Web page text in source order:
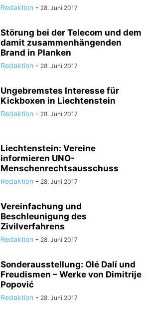
Redaktion - 28. Juni 2017
Störung bei der Telecom und dem
damit zusammenhängenden
Brand in Planken
Redaktion - 28. Juni 2017
Ungebremstes Interesse für
Kickboxen in Liechtenstein
Redaktion - 28. Juni 2017
Liechtenstein: Vereine
informieren UNO-
Menschenrechtsausschuss
Redaktion - 28. Juni 2017
Vereinfachung und
Beschleunigung des
Zivilverfahrens
Redaktion - 28. Juni 2017
Sonderausstellung: Olé Dalí und
Freudismen – Werke von Dimitrije
Popović
Redaktion - 28. Juni 2017